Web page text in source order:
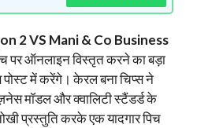
2 VS Mani & Co Business
पर ऑनलाइन विस्तृत करने का बड़ा
पोस्ट में करेंगे। केरल बना चिप्स ने
मॉडल और क्वालिटी स्टैंडर्ड के
प्रस्तुति करके एक यादगार पिच